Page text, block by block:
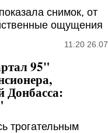
снимок, от
ощущения
11:20 26.07
95"
Донбасса:
трогательным